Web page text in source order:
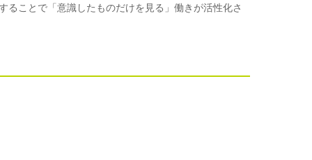
ことで「意識したものだけを見る」働きが活性化さ